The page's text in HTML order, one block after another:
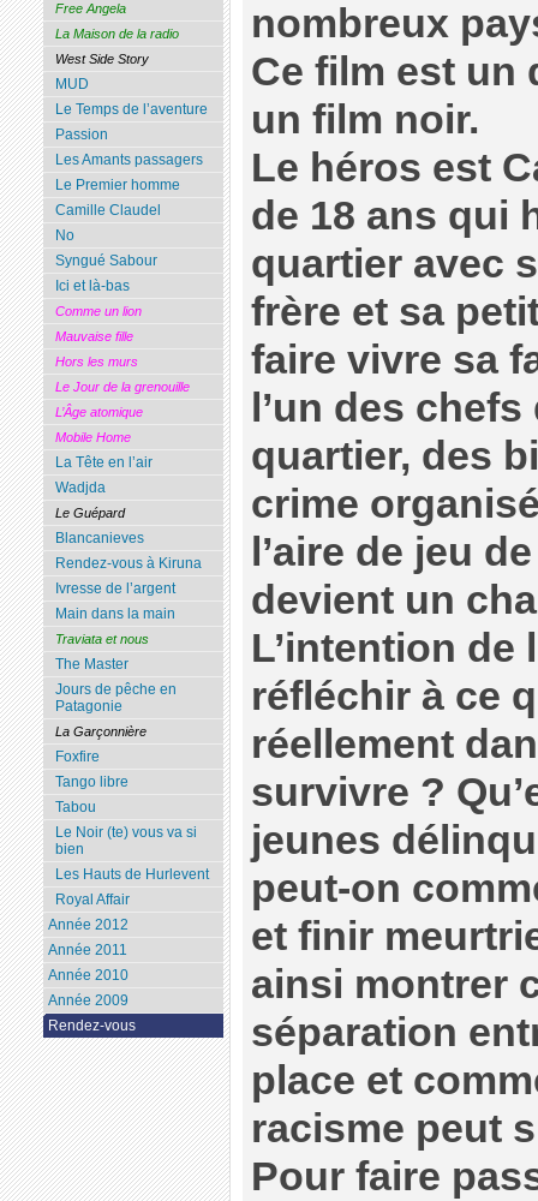
nombreux
Ce film est un
un film noir.
Le héros est
de 18 ans qui
quartier avec
frère et sa
faire vivre sa
l’un des
quartier, des
crime
l’aire de jeu
devient un
L’intention de
réfléchir à ce
réellement
survivre ?
jeunes
peut-on
et finir
ainsi montrer
séparation
place et
racisme peut
Pour faire
Free Angela
La Maison de la radio
West Side Story
MUD
Le Temps de l’aventure
Passion
Les Amants passagers
Le Premier homme
Camille Claudel
No
Syngué Sabour
Ici et là-bas
Comme un lion
Mauvaise fille
Hors les murs
Le Jour de la grenouille
L’Âge atomique
Mobile Home
La Tête en l’air
Wadjda
Le Guépard
Blancanieves
Rendez-vous à Kiruna
Ivresse de l’argent
Main dans la main
Traviata et nous
The Master
Jours de pêche en
Patagonie
La Garçonnière
Foxfire
Tango libre
Tabou
Le Noir (te) vous va si
bien
Les Hauts de Hurlevent
Royal Affair
Année 2012
Année 2011
Année 2010
Année 2009
Rendez-vous